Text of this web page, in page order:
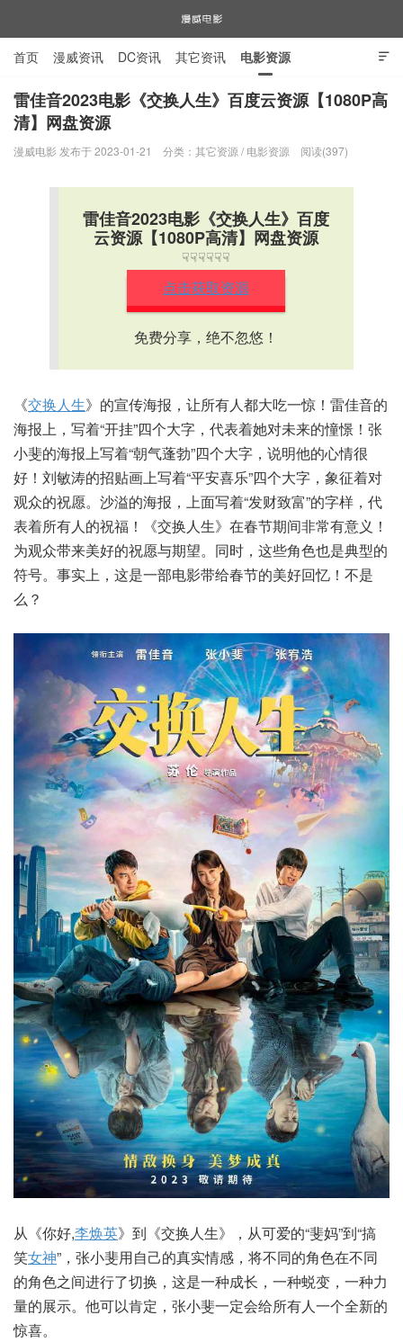
漫威电影

首页 漫威资讯 DC资讯 其它资讯 电影资源
电视剧资源 漫威图片
雷佳音2023电影《交换人生》百度云资源【1080P高
清】网盘资源
漫威电影 发布于 2023-01-21 分类： 其它资源 / 电影资源 阅读(397)
雷佳音2023电影《交换人生》百度
云资源【1080P高清】网盘资源
☟☟☟☟☟☟
点击获取资源
免费分享，绝不忽悠！
《交换人生》的宣传海报，让所有人都大吃一惊！雷佳音的
海报上，写着“开挂”四个大字，代表着她对未来的憧憬！张
小斐的海报上写着“朝气蓬勃”四个大字，说明他的心情很
好！刘敏涛的招贴画上写着“平安喜乐”四个大字，象征着对
观众的祝愿。沙溢的海报，上面写着“发财致富”的字样，代
表着所有人的祝福！《交换人生》在春节期间非常有意义！
为观众带来美好的祝愿与期望。同时，这些角色也是典型的
符号。事实上，这是一部电影带给春节的美好回忆！不是
么？
从《你好,李焕英》到《交换人生》，从可爱的“斐妈”到“搞
笑女神”，张小斐用自己的真实情感，将不同的角色在不同
的角色之间进行了切换，这是一种成长，一种蜕变，一种力
量的展示。他可以肯定，张小斐一定会给所有人一个全新的
惊喜。